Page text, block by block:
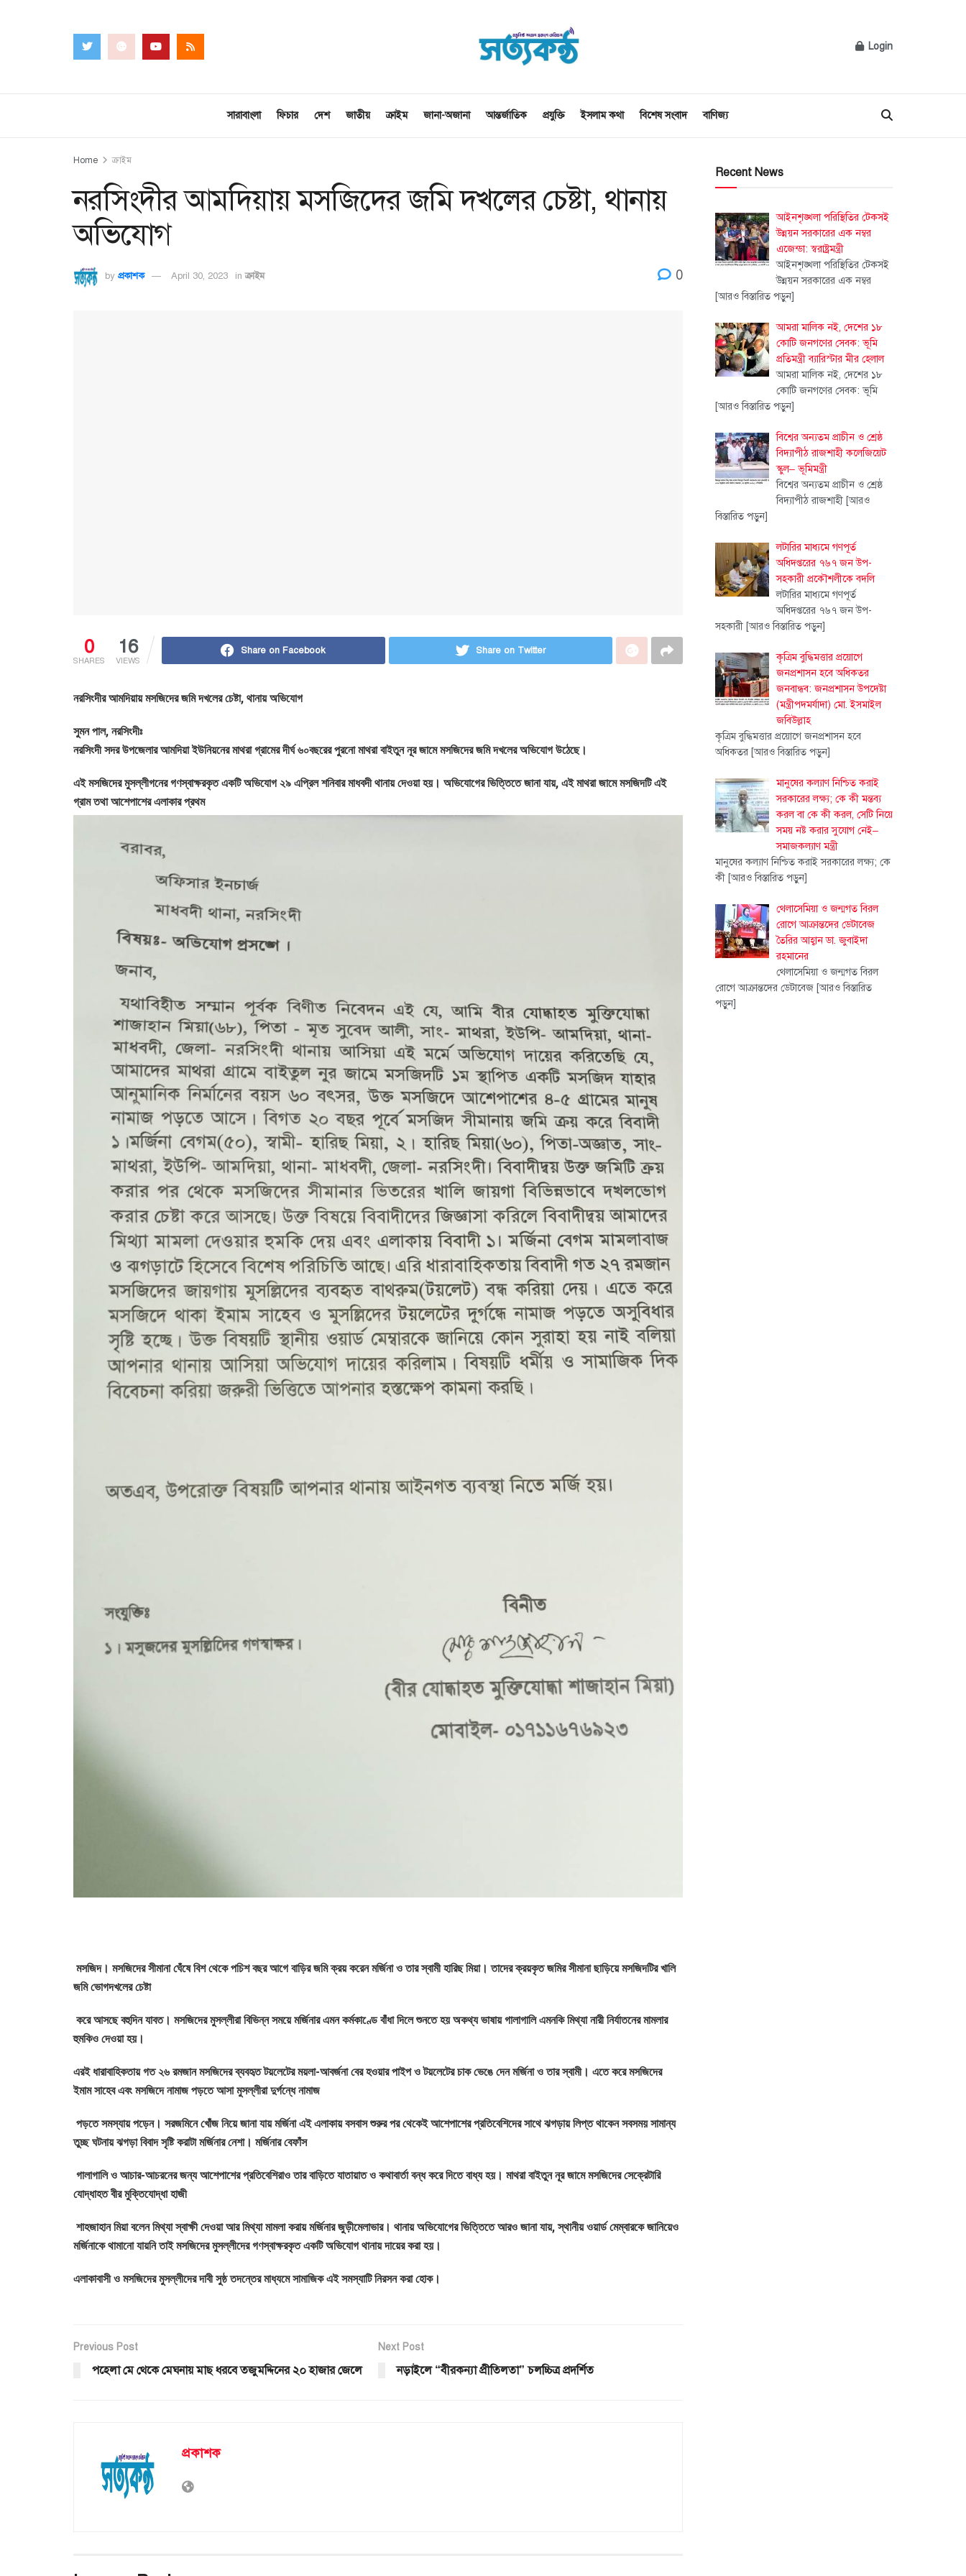
Login
সারাবাংলা ফিচার দেশ জাতীয় ক্রাইম জানা-অজানা আন্তর্জাতিক প্রযুক্তি ইসলাম কথা বিশেষ সংবাদ বাণিজ্য
Home ক্রাইম
নরসিংদীর আমদিয়ায় মসজিদের জমি দখলের চেষ্টা, থানায়
অভিযোগ
by প্রকাশক April 30, 2023 in ক্রাইম 0
0
SHARES
16
VIEWS
Share on Facebook Share on Twitter
নরসিংদীর আমদিয়ায় মসজিদের জমি দখলের চেষ্টা, থানায় অভিযোগ
সুমন পাল, নরসিংদীঃ
নরসিংদী সদর উপজেলার আমদিয়া ইউনিয়নের মাথরা গ্রামের দীর্ঘ ৬০বছরের পুরনো মাথরা বাইতুন নূর জামে মসজিদের জমি দখলের অভিযোগ উঠেছে।
এই মসজিদের মুসল্লীগনের গণস্বাক্ষরকৃত একটি অভিযোগ ২৯ এপ্রিল শনিবার মাধবদী থানায় দেওয়া হয়। অভিযোগের ভিত্তিতে জানা যায়, এই মাথরা জামে মসজিদটি এই
গ্রাম তথা আশেপাশের এলাকার প্রথম
মসজিদ। মসজিদের সীমানা ঘেঁষে বিশ থেকে পচিশ বছর আগে বাড়ির জমি ক্রয় করেন মর্জিনা ও তার স্বামী হারিছ মিয়া। তাদের ক্রয়কৃত জমির সীমানা ছাড়িয়ে মসজিদটির খালি
জমি ভোগদখলের চেষ্টা
করে আসছে বহুদিন যাবত। মসজিদের মুসল্লীরা বিভিন্ন সময়ে মর্জিনার এমন কর্মকাণ্ডে বাঁধা দিলে শুনতে হয় অকথ্য ভাষায় গালাগালি এমনকি মিথ্যা নারী নির্যাতনের মামলার
হুমকিও দেওয়া হয়।
এরই ধারাবাহিকতায় গত ২৬ রমজান মসজিদের ব্যবহৃত টয়লেটের ময়লা-আবর্জনা বের হওয়ার পাইপ ও টয়লেটের চাক ভেঙে দেন মর্জিনা ও তার স্বামী। এতে করে মসজিদের
ইমাম সাহেব এবং মসজিদে নামাজ পড়তে আসা মুসল্লীরা দুর্গন্ধে নামাজ
পড়তে সমস্যায় পড়েন। সরজমিনে খোঁজ নিয়ে জানা যায় মর্জিনা এই এলাকায় বসবাস শুরুর পর থেকেই আশেপাশের প্রতিবেশিদের সাথে ঝগড়ায় লিপ্ত থাকেন সবসময় সামান্য
তুচ্ছ ঘটনায় ঝগড়া বিবাদ সৃষ্টি করাটা মর্জিনার নেশা। মর্জিনার বেফাঁস
গালাগালি ও আচার-আচরনের জন্য আশেপাশের প্রতিবেশিরাও তার বাড়িতে যাতায়াত ও কথাবার্তা বন্ধ করে দিতে বাধ্য হয়। মাথরা বাইতুন নূর জামে মসজিদের সেক্রেটারি
যোদ্ধাহত বীর মুক্তিযোদ্ধা হাজী
শাহজাহান মিয়া বলেন মিথ্যা স্বাক্ষী দেওয়া আর মিথ্যা মামলা করায় মর্জিনার জুড়ীমেলাভার। থানায় অভিযোগের ভিত্তিতে আরও জানা যায়, স্থানীয় ওয়ার্ড মেম্বারকে জানিয়েও
মর্জিনাকে থামানো যায়নি তাই মসজিদের মুসল্লীদের গণস্বাক্ষরকৃত একটি অভিযোগ থানায় দায়ের করা হয়।
এলাকাবাসী ও মসজিদের মুসল্লীদের দাবী সুষ্ঠ তদন্তের মাধ্যমে সামাজিক এই সমস্যাটি নিরসন করা হোক।
Previous Post
পহেলা মে থেকে মেঘনায় মাছ ধরবে তজুমদ্দিনের ২০ হাজার জেলে
Next Post
নড়াইলে “বীরকন্যা প্রীতিলতা” চলচ্চিত্র প্রদর্শিত
প্রকাশক
Recent News
আইনশৃঙ্খলা পরিস্থিতির টেকসই
উন্নয়ন সরকারের এক নম্বর
এজেন্ডা: স্বরাষ্ট্রমন্ত্রী
আইনশৃঙ্খলা পরিস্থিতির টেকসই
উন্নয়ন সরকারের এক নম্বর
[আরও বিস্তারিত পড়ুন]
আমরা মালিক নই, দেশের ১৮
কোটি জনগণের সেবক: ভূমি
প্রতিমন্ত্রী ব্যারিস্টার মীর হেলাল
আমরা মালিক নই, দেশের ১৮
কোটি জনগণের সেবক: ভূমি
[আরও বিস্তারিত পড়ুন]
বিশ্বের অন্যতম প্রাচীন ও শ্রেষ্ঠ
বিদ্যাপীঠ রাজশাহী কলেজিয়েট
স্কুল– ভূমিমন্ত্রী
বিশ্বের অন্যতম প্রাচীন ও শ্রেষ্ঠ
বিদ্যাপীঠ রাজশাহী [আরও
বিস্তারিত পড়ুন]
লটারির মাধ্যমে গণপূর্ত
অধিদপ্তরের ৭৬৭ জন উপ-
সহকারী প্রকৌশলীকে বদলি
লটারির মাধ্যমে গণপূর্ত
অধিদপ্তরের ৭৬৭ জন উপ-
সহকারী [আরও বিস্তারিত পড়ুন]
কৃত্রিম বুদ্ধিমত্তার প্রয়োগে
জনপ্রশাসন হবে অধিকতর
জনবান্ধব: জনপ্রশাসন উপদেষ্টা
(মন্ত্রীপদমর্যাদা) মো. ইসমাইল
জবিউল্লাহ
কৃত্রিম বুদ্ধিমত্তার প্রয়োগে জনপ্রশাসন হবে
অধিকতর [আরও বিস্তারিত পড়ুন]
মানুষের কল্যাণ নিশ্চিত করাই
সরকারের লক্ষ্য; কে কী মন্তব্য
করল বা কে কী করল, সেটি নিয়ে
সময় নষ্ট করার সুযোগ নেই–
সমাজকল্যাণ মন্ত্রী
মানুষের কল্যাণ নিশ্চিত করাই সরকারের লক্ষ্য; কে
কী [আরও বিস্তারিত পড়ুন]
থেলাসেমিয়া ও জন্মগত বিরল
রোগে আক্রান্তদের ডেটাবেজ
তৈরির আহ্বান ডা. জুবাইদা
রহমানের
থেলাসেমিয়া ও জন্মগত বিরল
রোগে আক্রান্তদের ডেটাবেজ [আরও বিস্তারিত
পড়ুন]